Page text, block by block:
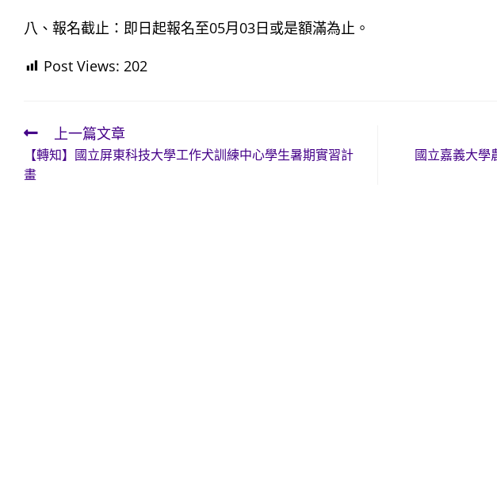
八、報名截止：即日起報名至05月03日或是額滿為止。
Post Views: 202
Read
more
articles
上一篇文章
【轉知】國立屏東科技大學工作犬訓練中心學生暑期實習計
畫
國立嘉義大學